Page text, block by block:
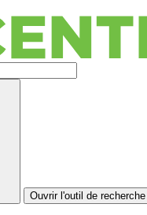
Ouvrir l'outil de recherche